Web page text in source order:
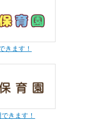
きます！
きます！